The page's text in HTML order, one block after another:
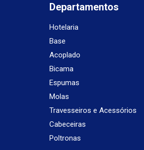
Departamentos
Hotelaria
Base
Acoplado
Bicama
Espumas
Molas
Travesseiros e Acessórios
Cabeceiras
Poltronas